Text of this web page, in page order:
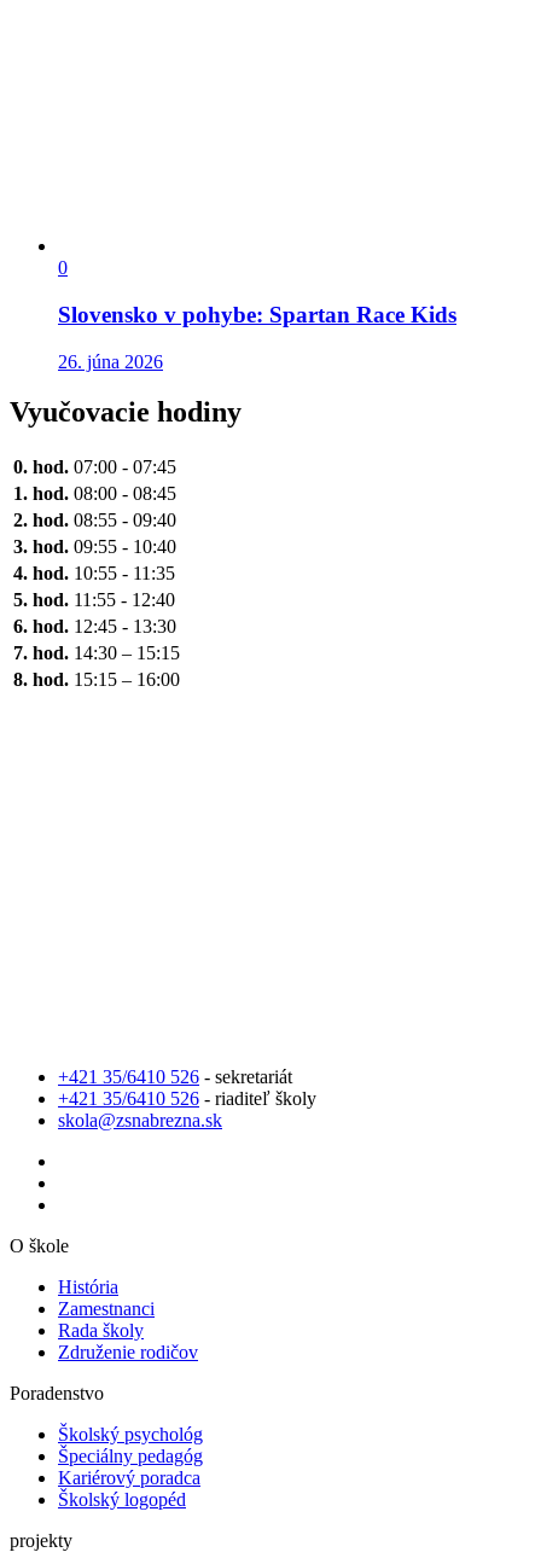
0
Slovensko v pohybe: Spartan Race Kids
26. júna 2026
Vyučovacie hodiny
0. hod. 07:00 - 07:45
1. hod. 08:00 - 08:45
2. hod. 08:55 - 09:40
3. hod. 09:55 - 10:40
4. hod. 10:55 - 11:35
5. hod. 11:55 - 12:40
6. hod. 12:45 - 13:30
7. hod. 14:30 – 15:15
8. hod. 15:15 – 16:00
+421 35/6410 526 - sekretariát
+421 35/6410 526 - riaditeľ školy
skola@zsnabrezna.sk
O škole
História
Zamestnanci
Rada školy
Združenie rodičov
Poradenstvo
Školský psychológ
Špeciálny pedagóg
Kariérový poradca
Školský logopéd
projekty